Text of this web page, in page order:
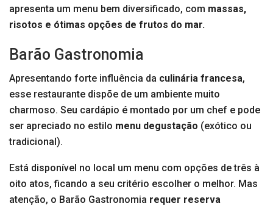
apresenta um menu bem diversificado, com massas,
risotos e ótimas opções de frutos do mar.
Barão Gastronomia
Apresentando forte influência da culinária francesa,
esse restaurante dispõe de um ambiente muito
charmoso. Seu cardápio é montado por um chef e pode
ser apreciado no estilo menu degustação (exótico ou
tradicional).
Está disponível no local um menu com opções de três à
oito atos, ficando a seu critério escolher o melhor. Mas
atenção, o Barão Gastronomia requer reserva